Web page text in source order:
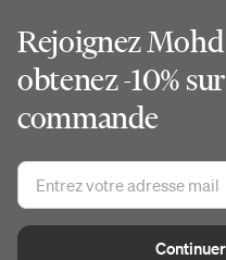
Rejoignez Mohd
obtenez -10%
commande